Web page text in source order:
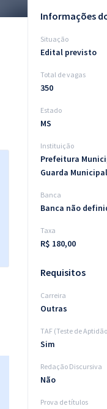
Informações
Situação
Edital previsto
Total de vagas
350
Estado
MS
Instituição
Prefeitura
Guarda Municipal
Banca
Banca não
Taxa
R$ 180,00
Requisitos
Carreira
Outras
TAF (Teste de
Sim
Redação Discursiva
Não
Prova de títulos